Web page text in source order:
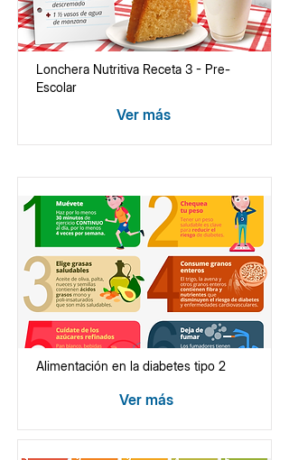
Lonchera Nutritiva Receta 3 - Pre-
Escolar
Ver más
Alimentación en la diabetes tipo 2
Ver más